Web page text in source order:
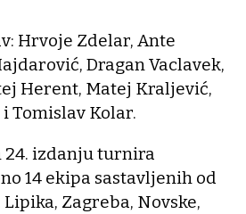
Hrvoje Zdelar, Ante
Dragan Vaclavek,
Herent, Matej Kraljević,
Tomislav Kolar.
24. izdanju turnira
14 ekipa sastavljenih od
Zagreba, Novske,